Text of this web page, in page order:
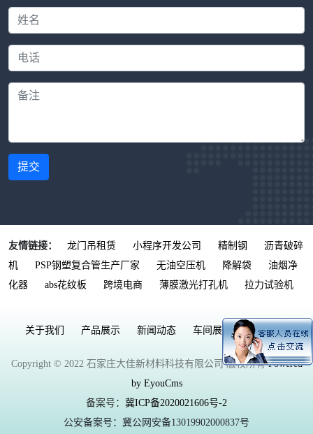
提交
友情链接： 龙门吊租赁 小程序开发公司 精制钢
沥青破碎
机
PSP钢塑复合管生产厂家 无油空压机 降解袋
油烟净
化器
abs花纹板 跨境电商 薄膜激光打孔机 拉力试验机
关于我们 产品展示 新闻动态 车间展示 联系我们
Copyright © 2022 石家庄大佳新材料科技有限公司 版权所有Powered
by EyouCms
备案号： 冀ICP备2020021606号-2
公安备案号：冀公网安备13019902000837号